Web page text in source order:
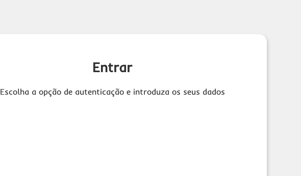
Entrar
Escolha a opção de autenticação e introduza os seus dados